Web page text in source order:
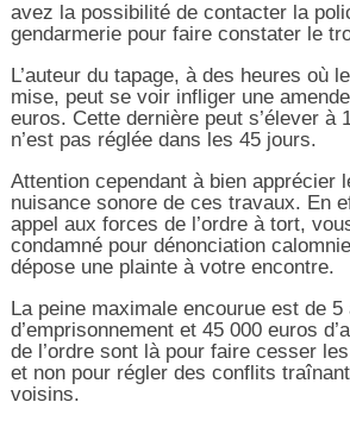
avez la possibilité de contacter la
gendarmerie pour faire constater le
L’auteur du tapage, à des heures où
mise, peut se voir infliger une
euros. Cette dernière peut s’élever à
n’est pas réglée dans les 45 jours.
Attention cependant à bien apprécier
nuisance sonore de ces travaux. En
appel aux forces de l’ordre à tort,
condamné pour dénonciation
dépose une plainte à votre encontre.
La peine maximale encourue est de 5
d’emprisonnement et 45 000 euros
de l’ordre sont là pour faire cesser
et non pour régler des conflits
voisins.